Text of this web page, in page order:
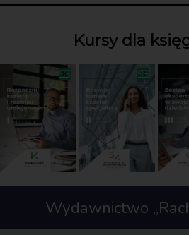
Kursy dla
Wydawnictwo